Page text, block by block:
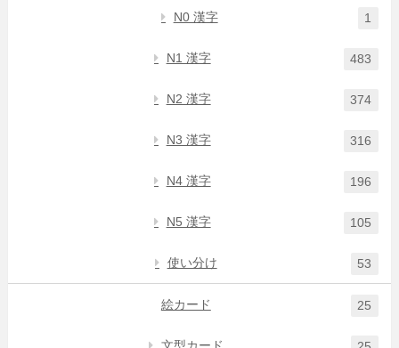
N0 漢字 1
N1 漢字 483
N2 漢字 374
N3 漢字 316
N4 漢字 196
N5 漢字 105
使い分け 53
絵カード 25